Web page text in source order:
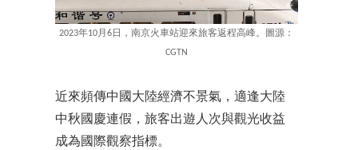
2023年10月6日，南京火車站迎來旅客返程高峰。圖源：
CGTN
近來頻傳中國大陸經濟不景氣，適逢大陸
中秋國慶連假，旅客出遊人次與觀光收益
成為國際觀察指標。